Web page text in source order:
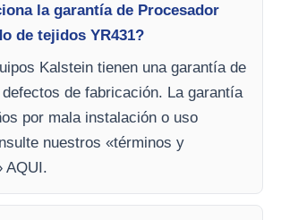
la garantía de Procesador
de tejidos YR431?
Kalstein tienen una garantía de
de fabricación. La garantía
por mala instalación o uso
nuestros «términos y
AQUI.